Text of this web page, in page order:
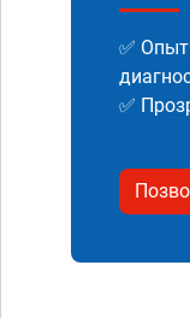
✅
✅